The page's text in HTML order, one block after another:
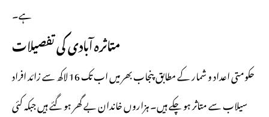
ہے۔
متاثرہ آبادی کی تفصیلات
حکومتی اعداد و شمار کے مطابق پنجاب بھر میں اب تک 16 لاکھ سے زائد افراد
سیلاب سے متاثر ہو چکے ہیں۔ ہزاروں خاندان بے گھر ہو گئے ہیں جبکہ کئی